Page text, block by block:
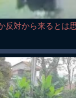
反対から来るとは